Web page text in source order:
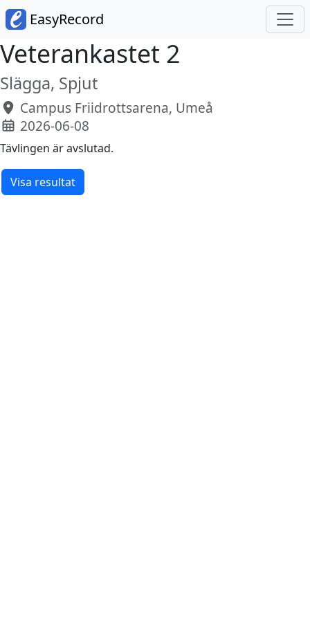
EasyRecord
Veterankastet 2
Slägga, Spjut
Campus Friidrottsarena, Umeå
2026-06-08
Tävlingen är avslutad.
Visa resultat